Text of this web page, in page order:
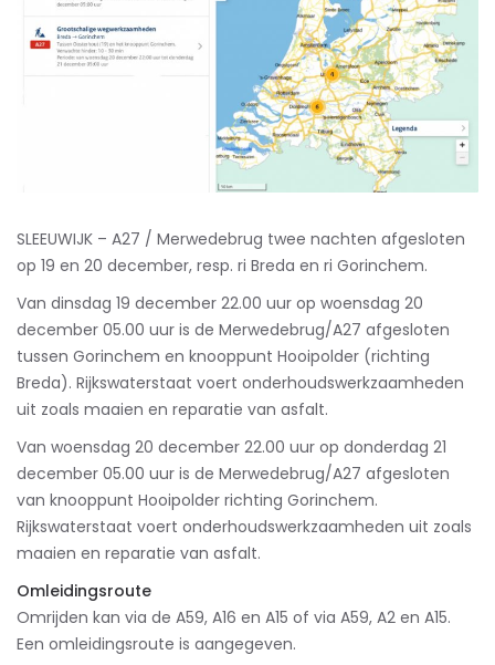
SLEEUWIJK – A27 / Merwedebrug twee nachten afgesloten
op 19 en 20 december, resp. ri Breda en ri Gorinchem.
Van dinsdag 19 december 22.00 uur op woensdag 20
december 05.00 uur is de Merwedebrug/A27 afgesloten
tussen Gorinchem en knooppunt Hooipolder (richting
Breda). Rijkswaterstaat voert onderhoudswerkzaamheden
uit zoals maaien en reparatie van asfalt.
Van woensdag 20 december 22.00 uur op donderdag 21
december 05.00 uur is de Merwedebrug/A27 afgesloten
van knooppunt Hooipolder richting Gorinchem.
Rijkswaterstaat voert onderhoudswerkzaamheden uit zoals
maaien en reparatie van asfalt.
Omleidingsroute
Omrijden kan via de A59, A16 en A15 of via A59, A2 en A15.
Een omleidingsroute is aangegeven.